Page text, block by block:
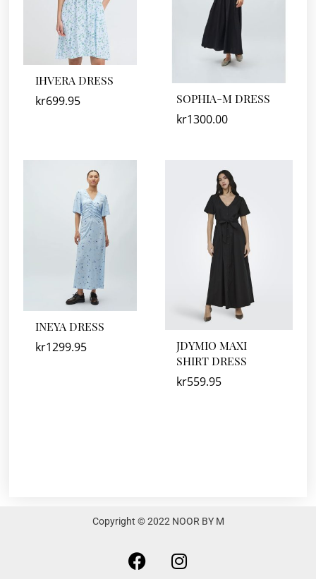
IHVERA DRESS
kr699.95 SOPHIA-M DRESS
kr1300.00
INEYA DRESS
kr1299.95
JDYMIO MAXI
SHIRT DRESS
kr559.95
Copyright © 2022 NOOR BY M
F
a
I
n